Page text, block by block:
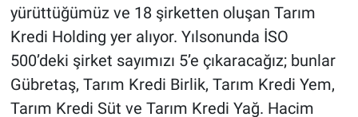
yürüttüğümüz ve 18 şirketten oluşan Tarım
Kredi Holding yer alıyor. Yılsonunda İSO
500’deki şirket sayımızı 5’e çıkaracağız; bunlar
Gübretaş, Tarım Kredi Birlik, Tarım Kredi Yem,
Tarım Kredi Süt ve Tarım Kredi Yağ. Hacim